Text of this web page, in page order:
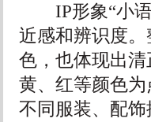
IP形象“小语”
近感和辨识度
色，也体现出
黄、红等颜色
不同服装、配